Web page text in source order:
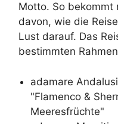
Motto. So bekommt
davon, wie die
Lust darauf. Das
bestimmten
adamare
"Flamenco &
Meeresfrüchte"